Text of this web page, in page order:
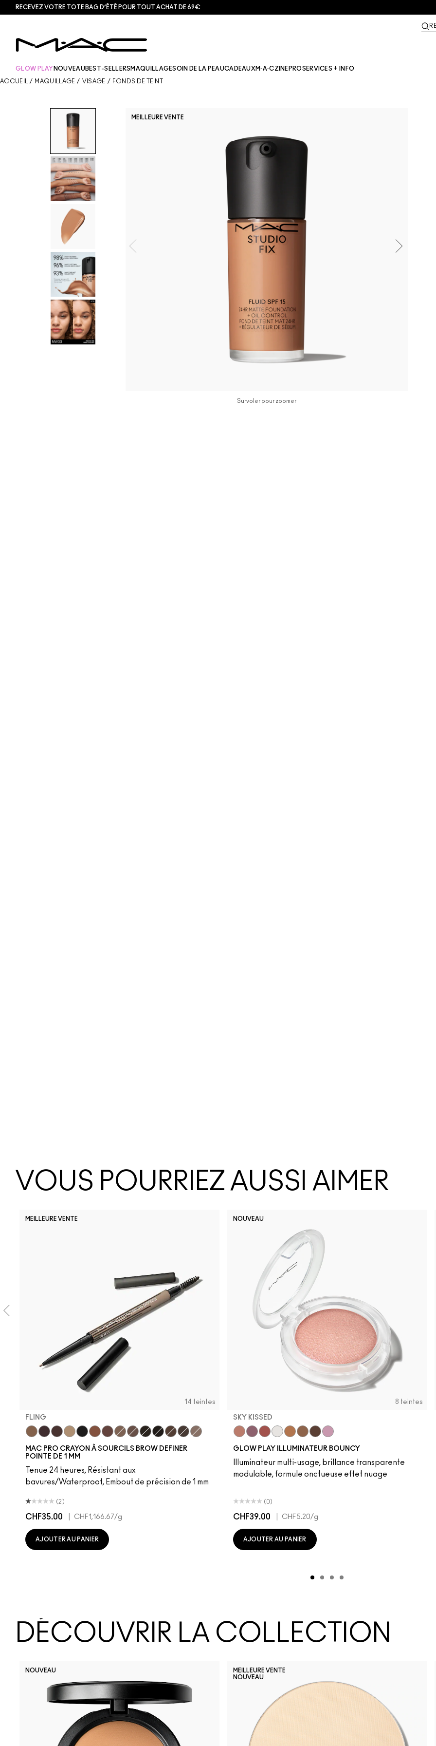
RECEVEZ VOTRE TOTE BAG D’ÉTÉ POUR TOUT ACHAT DE 69€
GLOW PLAY NOUVEAUBEST-SELLERS MAQUILLAGESOIN DE LA PEAUCADEAUX M·A·CZINE​ PROSERVICES + INFO
ACCUEIL / MAQUILLAGE / VISAGE / FONDS DE TEINT
MEILLEURE VENTE
Survoler pour zoomer
VOUS POURRIEZ AUSSI AIMER
MEILLEURE VENTE
14 teintes
FLING
Genuine Aubergine
OnyxPenny
MAC PRO CRAYON À SOURCILS BROW DEFINER
POINTE DE 1 MM
Tenue 24 heures, Résistant aux
bavures/Waterproof, Embout de précision de 1 mm
(2)
CHF35.00 CHF1,166.67/g
AJOUTER AU PANIER
NOUVEAU
8 teintes
SKY KISSED
GLOW PLAY ILLUMINATEUR BOUNCY
Illuminateur multi-usage, brillance transparente
modulable, formule onctueuse effet nuage
(0)
CHF39.00 CHF5.20/g
AJOUTER AU PANIER
DÉCOUVRIR LA COLLECTION
NOUVEAU
MEILLEURE VENTE
NOUVEAU